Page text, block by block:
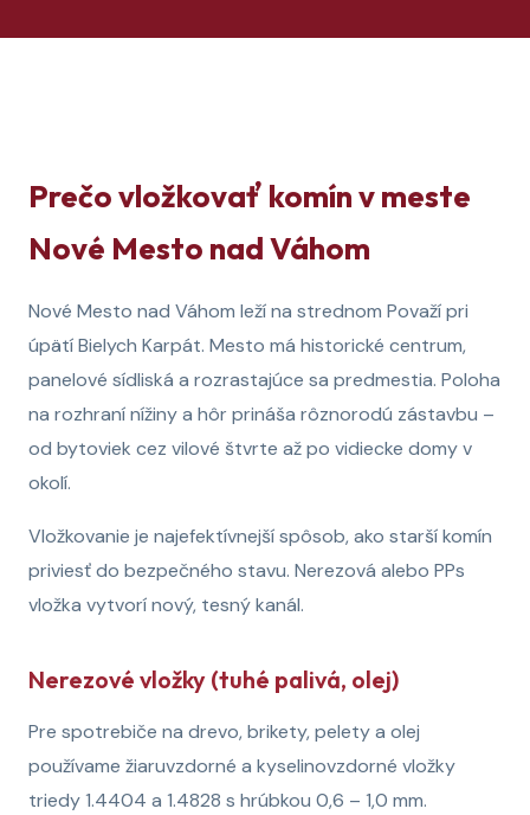
Prečo vložkovať komín v meste
Nové Mesto nad Váhom
Nové Mesto nad Váhom leží na strednom Považí pri
úpätí Bielych Karpát. Mesto má historické centrum,
panelové sídliská a rozrastajúce sa predmestia. Poloha
na rozhraní nížiny a hôr prináša rôznorodú zástavbu –
od bytoviek cez vilové štvrte až po vidiecke domy v
okolí.
Vložkovanie je najefektívnejší spôsob, ako starší komín
priviesť do bezpečného stavu. Nerezová alebo PPs
vložka vytvorí nový, tesný kanál.
Nerezové vložky (tuhé palivá, olej)
Pre spotrebiče na drevo, brikety, pelety a olej
používame žiaruvzdorné a kyselinovzdorné vložky
triedy 1.4404 a 1.4828 s hrúbkou 0,6 – 1,0 mm.